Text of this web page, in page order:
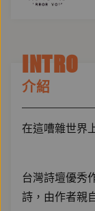
INTRO
介紹
在這嘈雜世界
台灣詩壇優秀
詩，由作者親